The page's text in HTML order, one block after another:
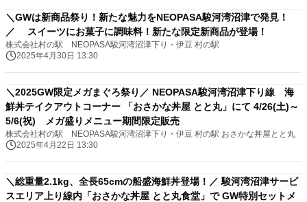
＼GWは新商品祭り！新たな魅力をNEOPASA駿河湾沼津で発見！
／ スイーツにお菓子に調味料！新たな限定新商品が登場！
株式会社村の駅 NEOPASA駿河湾沼津下り・伊豆 村の駅
2025年4月30日 13:30
＼2025GW限定メガまぐろ祭り／ NEOPASA駿河湾沼津下り線 海
鮮丼テイクアウトコーナー 「おさかな丼屋 とと丸」にて 4/26(土)～
5/6(祝) メガ盛りメニュー期間限定販売
株式会社村の駅 NEOPASA駿河湾沼津下り・伊豆 村の駅 おさかな丼屋とと丸
2025年4月22日 13:30
＼総重量2.1kg、全長65cmの船盛海鮮丼登場！／ 駿河湾沼津サービ
スエリア上り線内「おさかな丼屋 とと丸食堂」で GW特別セットメ